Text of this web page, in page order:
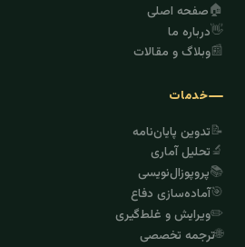
🏠صفحه اصلی
👋درباره ما
📰وبلاگ و مقالات
خدمات
📝تدوین پایان‌نامه
🔬تحلیل آماری
📚پروپوزال‌نویسی
🎯آماده‌سازی دفاع
✏️ویرایش و غلط‌گیری
🌐ترجمه تخصصی